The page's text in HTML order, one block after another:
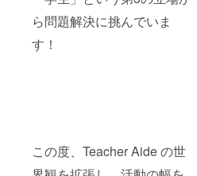
ら問題解決に挑んでいま
す！
この度、Teacher Aide の世